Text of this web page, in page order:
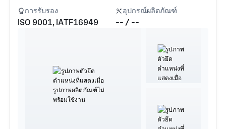
การรับรอง
ISO 9001, IATF16949
อุปกรณ์ผลิตภัณฑ์
-- / --